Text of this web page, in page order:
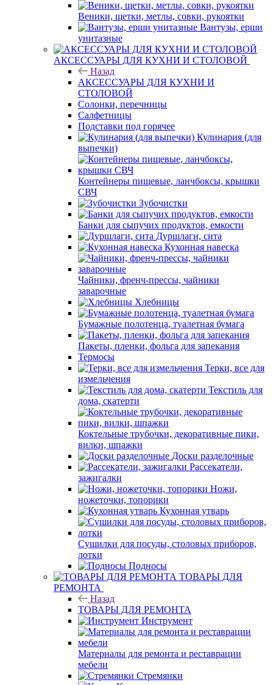
Веники, щетки, метлы, совки, рукоятки
Вантузы, ерши
унитазные
АКСЕССУАРЫ ДЛЯ КУХНИ И СТОЛОВОЙ
Назад
АКСЕССУАРЫ ДЛЯ КУХНИ И
СТОЛОВОЙ
Солонки, перечницы
Салфетницы
Подставки под горячее
Кулинария (для
выпечки)
Контейнеры пищевые, ланчбоксы, крышки
СВЧ
Зубочистки
Банки для сыпучих продуктов, емкости
Дуршлаги, сита
Кухонная навеска
Чайники, френч-прессы, чайники
заварочные
Хлебницы
Бумажные полотенца, туалетная бумага
Пакеты, пленки, фольга для запекания
Термосы
Терки, все для
измельчения
Текстиль для
дома, скатерти
Коктельные трубочки, декоративные пики,
вилки, шпажки
Доски разделочные
Рассекатели,
зажигалки
Ножи,
ножеточки, топорики
Кухонная утварь
Сушилки для посуды, столовых приборов,
лотки
Подносы
ТОВАРЫ ДЛЯ
РЕМОНТА
Назад
ТОВАРЫ ДЛЯ РЕМОНТА
Инструмент
Материалы для ремонта и реставрации
мебели
Стремянки